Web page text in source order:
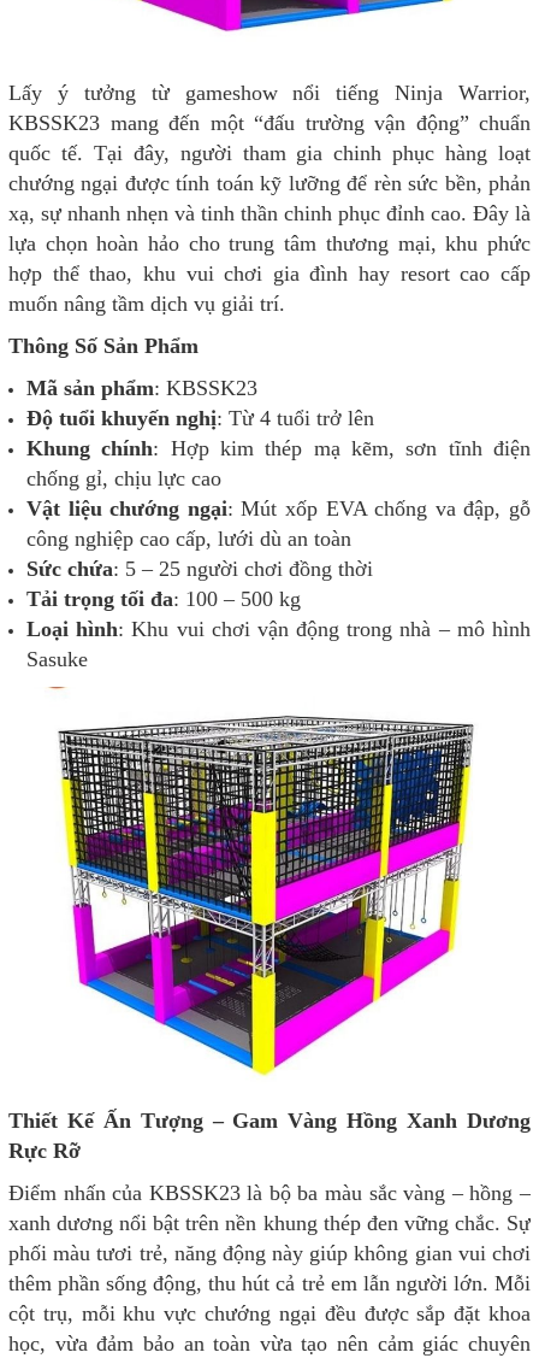
Lấy ý tưởng từ gameshow nổi tiếng Ninja Warrior,
KBSSK23 mang đến một “đấu trường vận động” chuẩn
quốc tế. Tại đây, người tham gia chinh phục hàng loạt
chướng ngại được tính toán kỹ lưỡng để rèn sức bền, phản
xạ, sự nhanh nhẹn và tinh thần chinh phục đỉnh cao. Đây là
lựa chọn hoàn hảo cho trung tâm thương mại, khu phức
hợp thể thao, khu vui chơi gia đình hay resort cao cấp
muốn nâng tầm dịch vụ giải trí.
Thông Số Sản Phẩm
Mã sản phẩm: KBSSK23
Độ tuổi khuyến nghị: Từ 4 tuổi trở lên
Khung chính: Hợp kim thép mạ kẽm, sơn tĩnh điện
chống gỉ, chịu lực cao
Vật liệu chướng ngại: Mút xốp EVA chống va đập, gỗ
công nghiệp cao cấp, lưới dù an toàn
Sức chứa: 5 – 25 người chơi đồng thời
Tải trọng tối đa: 100 – 500 kg
Loại hình: Khu vui chơi vận động trong nhà – mô hình
Sasuke
Thiết Kế Ấn Tượng – Gam Vàng Hồng Xanh Dương
Rực Rỡ
Điểm nhấn của KBSSK23 là bộ ba màu sắc vàng – hồng –
xanh dương nổi bật trên nền khung thép đen vững chắc. Sự
phối màu tươi trẻ, năng động này giúp không gian vui chơi
thêm phần sống động, thu hút cả trẻ em lẫn người lớn. Mỗi
cột trụ, mỗi khu vực chướng ngại đều được sắp đặt khoa
học, vừa đảm bảo an toàn vừa tạo nên cảm giác chuyên